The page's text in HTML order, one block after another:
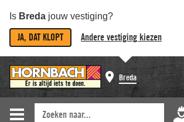
Is Breda jouw vestiging?
JA, DAT KLOPT Andere vestiging kiezen
Breda